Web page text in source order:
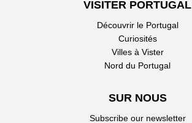
VISITER PORTUGAL
Découvrir le Portugal
Curiosités
Villes à Vister
Nord du Portugal
SUR NOUS
Subscribe our newsletter